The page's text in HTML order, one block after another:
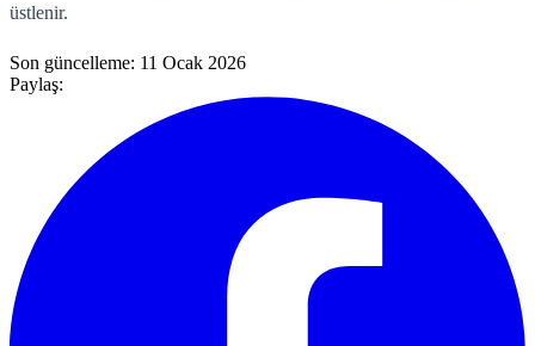
üstlenir.
Son güncelleme: 11 Ocak 2026
Paylaş: